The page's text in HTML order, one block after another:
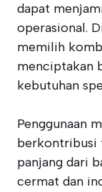
dapat
operasional.
memilih
menciptakan
kebutuhan
Penggunaan
berkontribusi
panjang dari
cermat dan